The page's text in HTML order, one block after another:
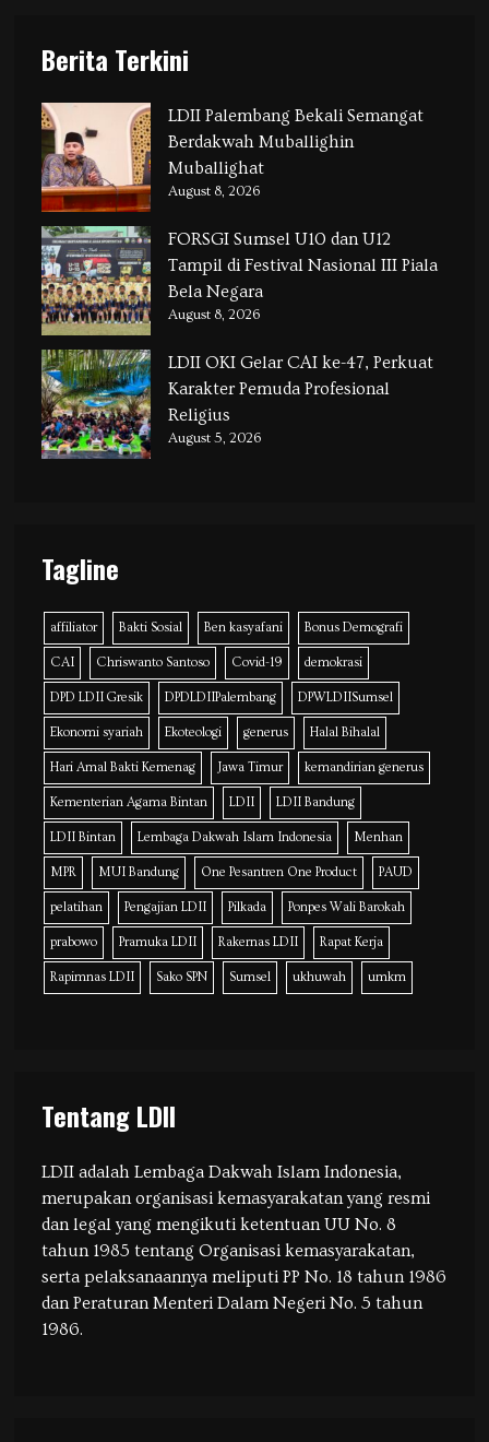
Berita Terkini
LDII Palembang Bekali Semangat
Berdakwah Muballighin
Muballighat
August 8, 2026
FORSGI Sumsel U10 dan U12
Tampil di Festival Nasional III Piala
Bela Negara
August 8, 2026
LDII OKI Gelar CAI ke-47, Perkuat
Karakter Pemuda Profesional
Religius
August 5, 2026
Tagline
affiliator Bakti Sosial Ben kasyafani Bonus Demografi
CAI Chriswanto Santoso Covid-19 demokrasi
DPD LDII Gresik DPDLDIIPalembang DPWLDIISumsel
Ekonomi syariah Ekoteologi generus Halal Bihalal
Hari Amal Bakti Kemenag Jawa Timur kemandirian generus
Kementerian Agama Bintan LDII LDII Bandung
LDII Bintan Lembaga Dakwah Islam Indonesia Menhan
MPR MUI Bandung One Pesantren One Product PAUD
pelatihan Pengajian LDII Pilkada Ponpes Wali Barokah
prabowo Pramuka LDII Rakernas LDII Rapat Kerja
Rapimnas LDII Sako SPN Sumsel ukhuwah umkm
Tentang LDII
LDII adalah Lembaga Dakwah Islam Indonesia,
merupakan organisasi kemasyarakatan yang resmi
dan legal yang mengikuti ketentuan UU No. 8
tahun 1985 tentang Organisasi kemasyarakatan,
serta pelaksanaannya meliputi PP No. 18 tahun 1986
dan Peraturan Menteri Dalam Negeri No. 5 tahun
1986.